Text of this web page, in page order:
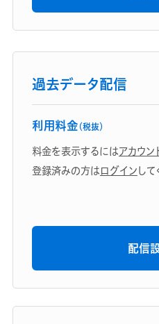
過去データ配信
利用料金 （税抜）
料金を表示するにはアカウン
登録済みの方はログインして
配信